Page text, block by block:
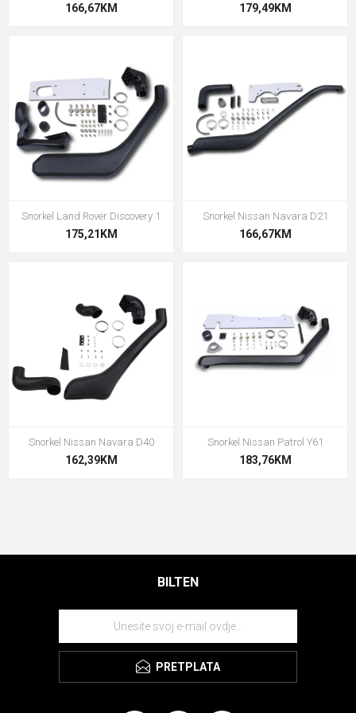
166,67KM 179,49KM
Snorkel Land Rover Discovery 1
175,21KM
Snorkel Nissan Navara D21
166,67KM
Snorkel Nissan Navara D40
162,39KM
Snorkel Nissan Patrol Y61
183,76KM
BILTEN
PRETPLATA